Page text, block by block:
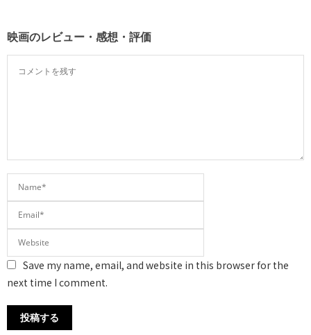
映画のレビュー・感想・評価
Save my name, email, and website in this browser for the
next time I comment.